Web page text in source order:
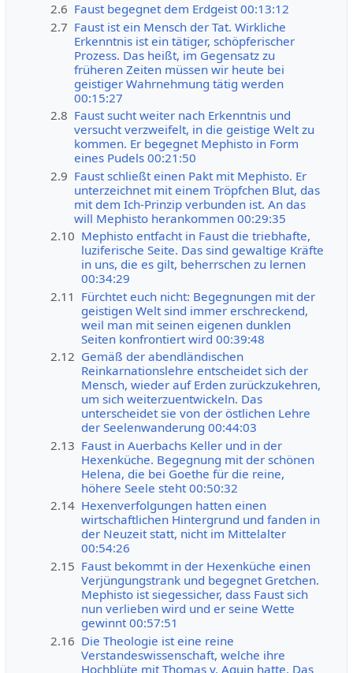
2.6 Faust begegnet dem Erdgeist 00:13:12
2.7 Faust ist ein Mensch der Tat. Wirkliche
Erkenntnis ist ein tätiger, schöpferischer
Prozess. Das heißt, im Gegensatz zu
früheren Zeiten müssen wir heute bei
geistiger Wahrnehmung tätig werden
00:15:27
2.8 Faust sucht weiter nach Erkenntnis und
versucht verzweifelt, in die geistige Welt zu
kommen. Er begegnet Mephisto in Form
eines Pudels 00:21:50
2.9 Faust schließt einen Pakt mit Mephisto. Er
unterzeichnet mit einem Tröpfchen Blut, das
mit dem Ich-Prinzip verbunden ist. An das
will Mephisto herankommen 00:29:35
2.10 Mephisto entfacht in Faust die triebhafte,
luziferische Seite. Das sind gewaltige Kräfte
in uns, die es gilt, beherrschen zu lernen
00:34:29
2.11 Fürchtet euch nicht: Begegnungen mit der
geistigen Welt sind immer erschreckend,
weil man mit seinen eigenen dunklen
Seiten konfrontiert wird 00:39:48
2.12 Gemäß der abendländischen
Reinkarnationslehre entscheidet sich der
Mensch, wieder auf Erden zurückzukehren,
um sich weiterzuentwickeln. Das
unterscheidet sie von der östlichen Lehre
der Seelenwanderung 00:44:03
2.13 Faust in Auerbachs Keller und in der
Hexenküche. Begegnung mit der schönen
Helena, die bei Goethe für die reine,
höhere Seele steht 00:50:32
2.14 Hexenverfolgungen hatten einen
wirtschaftlichen Hintergrund und fanden in
der Neuzeit statt, nicht im Mittelalter
00:54:26
2.15 Faust bekommt in der Hexenküche einen
Verjüngungstrank und begegnet Gretchen.
Mephisto ist siegessicher, dass Faust sich
nun verlieben wird und er seine Wette
gewinnt 00:57:51
2.16 Die Theologie ist eine reine
Verstandeswissenschaft, welche ihre
Hochblüte mit Thomas v. Aquin hatte. Das